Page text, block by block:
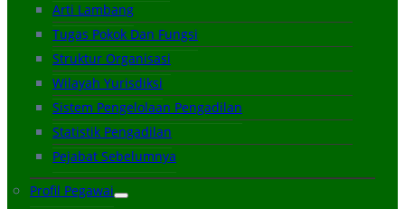
Arti Lambang
Tugas Pokok Dan Fungsi
Struktur Organisasi
Wilayah Yurisdiksi
Sistem Pengelolaan Pengadilan
Statistik Pengadilan
Pejabat Sebelumnya
Profil Pegawai